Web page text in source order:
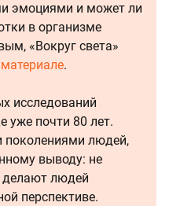
эмоциями и может ли
в организме
«Вокруг света»
.
исследований
уже почти 80 лет.
поколениями людей,
выводу: не
делают людей
перспективе.